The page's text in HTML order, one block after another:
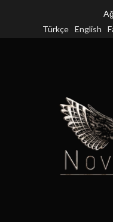
Türkçe
English